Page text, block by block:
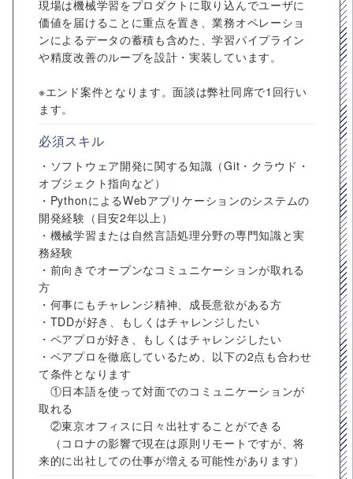
現場は機械学習をプロダクトに取り込んでユーザに
価値を届けることに重点を置き、業務オペレーショ
ンによるデータの蓄積も含めた、学習パイプライン
や精度改善のループを設計・実装しています。
※エンド案件となります。面談は弊社同席で1回行い
ます。
必須スキル
・ソフトウェア開発に関する知識（Git・クラウド・
オブジェクト指向など）
・PythonによるWebアプリケーションのシステムの
開発経験（目安2年以上）
・機械学習または自然言語処理分野の専門知識と実
務経験
・前向きでオープンなコミュニケーションが取れる
方
・何事にもチャレンジ精神、成長意欲がある方
・TDDが好き、もしくはチャレンジしたい
・ペアプロが好き、もしくはチャレンジしたい
・ペアプロを徹底しているため、以下の2点も合わせ
て条件となります
①日本語を使って対面でのコミュニケーションが
取れる
②東京オフィスに日々出社することができる
（コロナの影響で現在は原則リモートですが、将
来的に出社しての仕事が増える可能性があります）